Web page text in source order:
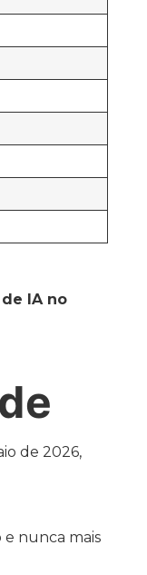
IA no
de 2026,
nunca mais